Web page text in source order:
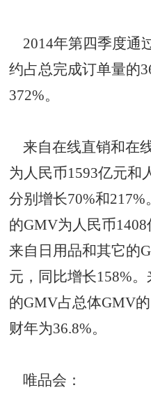
2014年第四季度通
约占总完成订单量的
372%。
来自在线直销和在
为人民币1593亿元和
分别增长70%和
的GMV为人民币1408
来自日用品和其它的
元，同比增长158%
的GMV占总体GMV
财年为36.8%。
唯品会：